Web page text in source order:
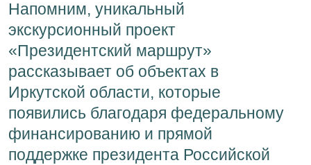
Напомним, уникальный
экскурсионный проект
«Президентский маршрут»
рассказывает об объектах в
Иркутской области, которые
появились благодаря федеральному
финансированию и прямой
поддержке президента Российской